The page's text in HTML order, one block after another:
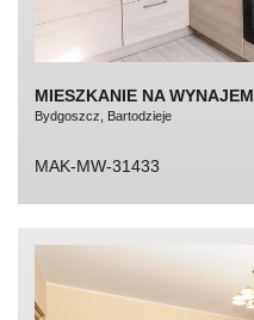
MIESZKANIE NA WYNAJEM
Bydgoszcz, Bartodzieje
MAK-MW-31433